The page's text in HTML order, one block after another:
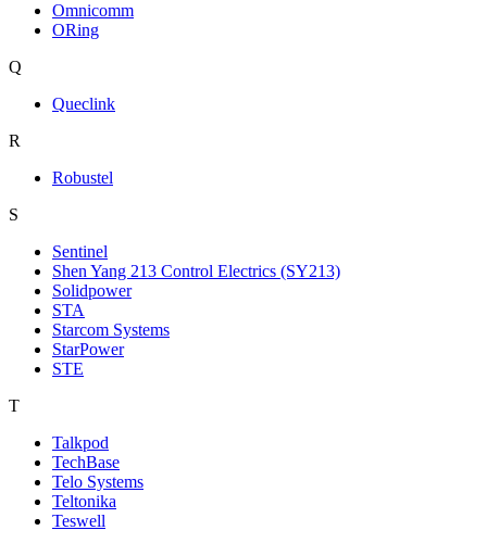
Omnicomm
ORing
Q
Queclink
R
Robustel
S
Sentinel
Shen Yang 213 Control Electrics (SY213)
Solidpower
STA
Starcom Systems
StarPower
STE
T
Talkpod
TechBase
Telo Systems
Teltonika
Teswell